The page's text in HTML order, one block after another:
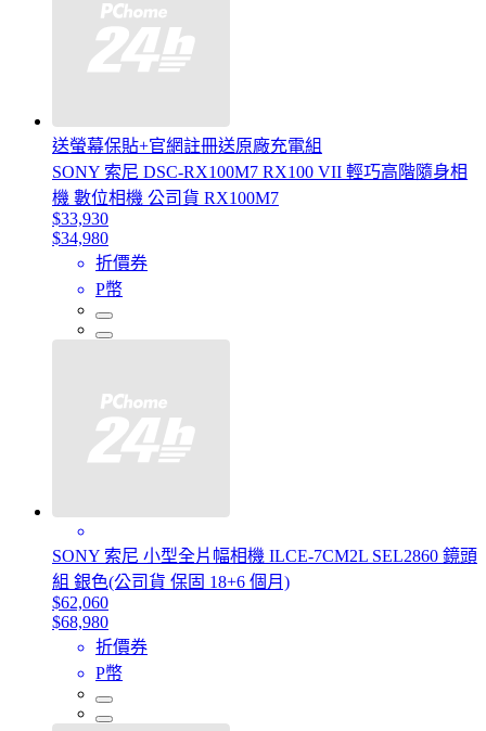
送螢幕保貼+官網註冊送原廠充電組
SONY 索尼 DSC-RX100M7 RX100 VII 輕巧高階隨身相
機 數位相機 公司貨 RX100M7
$33,930
$34,980
折價券
P幣
SONY 索尼 小型全片幅相機 ILCE-7CM2L SEL2860 鏡頭
組 銀色(公司貨 保固 18+6 個月)
$62,060
$68,980
折價券
P幣